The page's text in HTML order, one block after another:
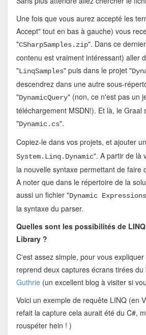
Une fois que vous aurez accepté les
Accept" tout en bas à gauche) vous
"CSharpSamples.zip". Dans ce
contenu est vraiment intéressant) aller
"LinqSamples" puis dans le projet "
descendrez dans une autre sous-
"DynamicQuery" (non, ce n'est pas un
téléchargement MSDN!). Et là, le Graal
"Dynamic.cs".
Copiez-le dans vos projets, et ajouter
System.Linq.Dynamic". A partir de là
la nouvelle syntaxe permettant de faire
A noter que dans le répertoire de la
aussi un fichier "Dynamic
la syntaxe du parser.
Quelles sont les possibilités de
Library ?
C'est assez simple, pour vous
reprend deux captures écrans tirées du
Guthrie(un excellent blog à visiter si
Voici un exemple de requête LINQ (en
refait la capture cela aurait été du C#,
rouspéter hein ! )